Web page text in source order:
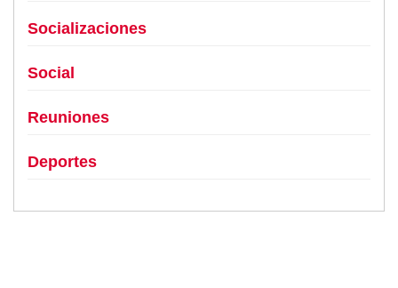
Socializaciones
Social
Reuniones
Deportes